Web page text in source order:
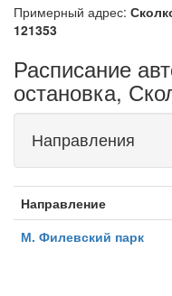
Примерный адрес:
121353
Расписание
остановка,
Направления
Направление
М. Филевский парк